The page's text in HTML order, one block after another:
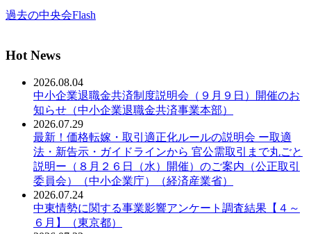
過去の中央会Flash
Hot News
2026.08.04
中小企業退職金共済制度説明会（９月９日）開催のお
知らせ（中小企業退職金共済事業本部）
2026.07.29
最新！価格転嫁・取引適正化ルールの説明会 ー取適
法・新告示・ガイドラインから 官公需取引まで丸ごと
説明ー（８月２６日（水）開催）のご案内（公正取引
委員会）（中小企業庁）（経済産業省）
2026.07.24
中東情勢に関する事業影響アンケート調査結果【４～
６月】（東京都）